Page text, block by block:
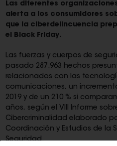
Las diferentes
alerta a los consumidores
que la ciberdelincuencia
el Black Friday.
Las fuerzas y cuerpos de
pasado 287.963 hechos
relacionados con las
comunicaciones, un
2019 y de un 210 % si
años, según el VIII Informe
Cibercriminalidad elaborado
Coordinación y Estudios de la
Seguridad.